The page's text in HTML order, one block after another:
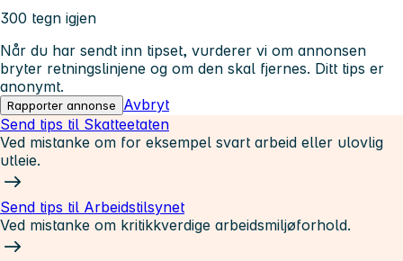
300 tegn igjen
Når du har sendt inn tipset, vurderer vi om annonsen
bryter retningslinjene og om den skal fjernes. Ditt tips er
anonymt.
Rapporter annonse
Avbryt
Send tips til Skatteetaten
Ved mistanke om for eksempel svart arbeid eller ulovlig
utleie.
Send tips til Arbeidstilsynet
Ved mistanke om kritikkverdige arbeidsmiljøforhold.